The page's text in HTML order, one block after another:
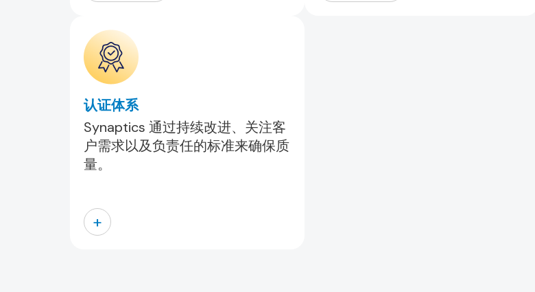
认证体系
Synaptics 通过持续改进、关注客
户需求以及负责任的标准来确保质
量。
+